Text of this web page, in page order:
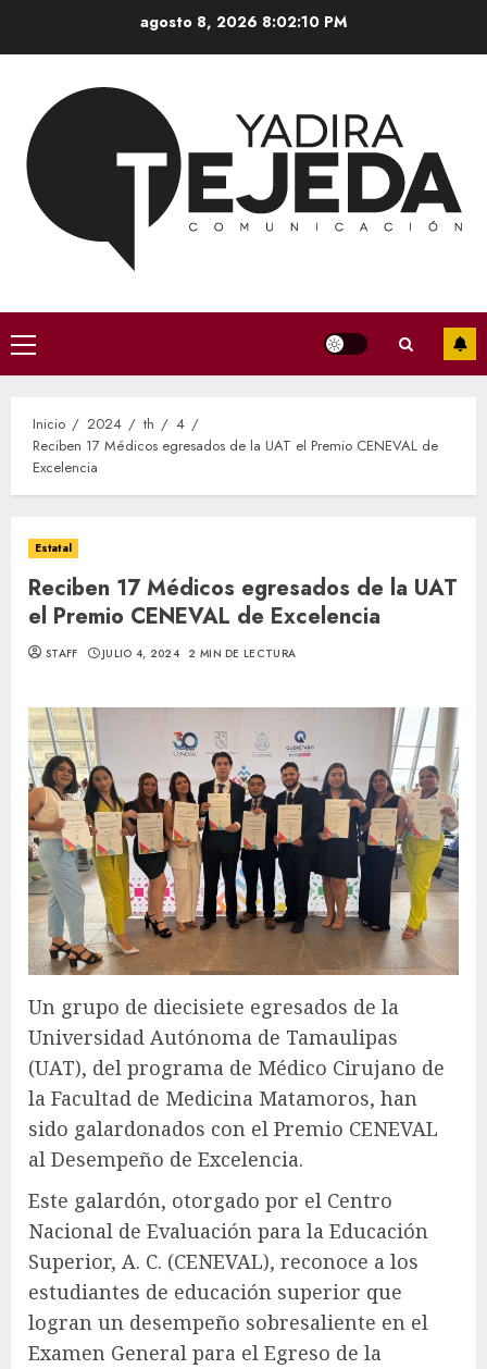
agosto 8, 20268:02:11 PM
Menú
principal
Inicio 2024 th
4
Reciben 17 Médicos egresados de la UAT el Premio CENEVAL de
Excelencia
Estatal
Reciben 17 Médicos egresados de la UAT
el Premio CENEVAL de Excelencia
STAFF JULIO 4, 2024 2 MIN DE LECTURA
Un grupo de diecisiete egresados de la
Universidad Autónoma de Tamaulipas
(UAT), del programa de Médico Cirujano de
la Facultad de Medicina Matamoros, han
sido galardonados con el Premio CENEVAL
al Desempeño de Excelencia.
Este galardón, otorgado por el Centro
Nacional de Evaluación para la Educación
Superior, A. C. (CENEVAL), reconoce a los
estudiantes de educación superior que
logran un desempeño sobresaliente en el
Examen General para el Egreso de la